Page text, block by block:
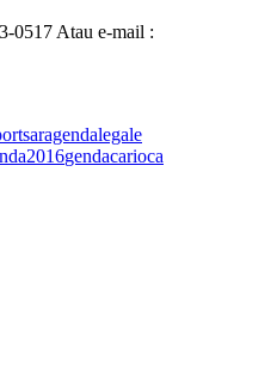
0517 Atau e-mail :
agendalegale
gendacarioca